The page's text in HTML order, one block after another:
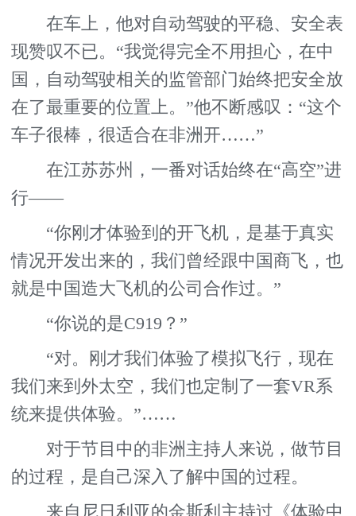
在车上，他对自动驾驶的平稳、安全表
现赞叹不已。“我觉得完全不用担心，在中
国，自动驾驶相关的监管部门始终把安全放
在了最重要的位置上。”他不断感叹：“这个
车子很棒，很适合在非洲开……”
在江苏苏州，一番对话始终在“高空”进
行——
“你刚才体验到的开飞机，是基于真实
情况开发出来的，我们曾经跟中国商飞，也
就是中国造大飞机的公司合作过。”
“你说的是C919？”
“对。刚才我们体验了模拟飞行，现在
我们来到外太空，我们也定制了一套VR系
统来提供体验。”……
对于节目中的非洲主持人来说，做节目
的过程，是自己深入了解中国的过程。
来自尼日利亚的金斯利主持过《体验中